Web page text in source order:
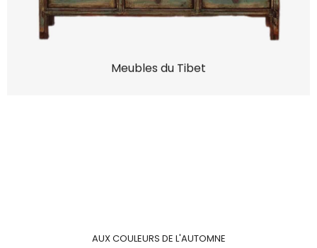
Meubles du Tibet
AUX COULEURS DE L'AUTOMNE